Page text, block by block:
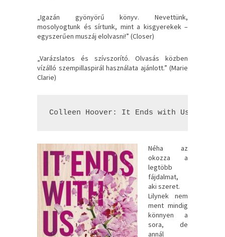
„Igazán gyönyörű könyv. Nevettünk,
mosolyogtunk és sírtunk, mint a kisgyerekek –
egyszerűen muszáj elolvasni!” (Closer)
„Varázslatos és szívszorító. Olvasás közben
vízálló szempillaspirál használata ajánlott.” (Marie
Clarie)
Colleen Hoover: It ​Ends with Us –
Néha ​az
okozza a
legtöbb
fájdalmat,
aki szeret.
Lilynek nem
ment mindig
könnyen a
sora, de
annál